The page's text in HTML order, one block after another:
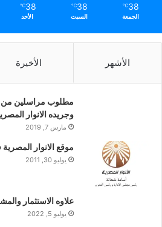
38
℃
الجمعة
38
℃
السبت
38
℃
الأحد
الأشهر الأخيرة
مطلوب مراسلين من
وجريده الانوار
مارس 7, 2019
موقع الانوار
يوليو 30, 2011
علاوه الاستثمار
يوليو 5, 2022